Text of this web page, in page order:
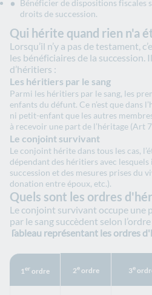
Bénéficier de dispositions fiscales
droits de succession.
Qui hérite quand rien n'a
Lorsqu’il n’y a pas de testament,
les bénéficiaires de la succession.
d’héritiers :
Les héritiers par le sang
Parmi les héritiers par le sang, les
enfants du défunt. Ce n’est que dans
ni petit-enfant que les autres
à recevoir une part de l’héritage (Art
Le conjoint survivant
Le conjoint hérite dans tous les cas,
dépendant des héritiers avec
succession et des mesures prises du
donation entre époux, etc.).
Quels sont les ordres
Le conjoint survivant occupe une
par le sang succèdent selon
Tableau représentant les ordres
1erordre 2eordre 3e